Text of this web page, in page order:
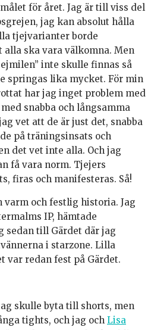
för året. Jag är till viss del
jag kan absolut hålla
tjejvarianter borde
ska vara välkomna. Men
inte skulle finnas så
springas lika mycket. För min
har jag inget problem med
snabba och långsamma
vet att de är just det, snabba
på träningsinsats och
det vet inte alla. Och jag
få vara norm. Tjejers
firas och manifesteras. Så!
och festlig historia. Jag
IP, hämtade
sedan till Gärdet där jag
i starzone. Lilla
var redan fest på Gärdet.
skulle byta till shorts, men
tights, och jag och Lisa